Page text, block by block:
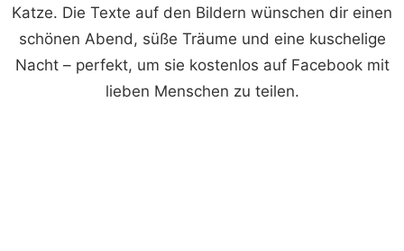
Katze. Die Texte auf den Bildern wünschen dir einen
schönen Abend, süße Träume und eine kuschelige
Nacht – perfekt, um sie kostenlos auf Facebook mit
lieben Menschen zu teilen.